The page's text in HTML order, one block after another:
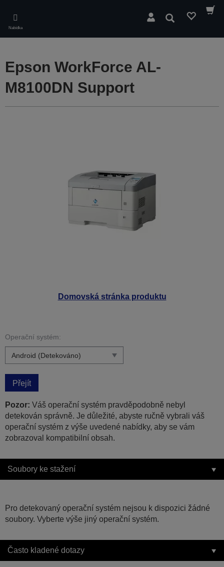
main
content
Nabídka
Hledat
Domovská stránka produktu
Epson WorkForce AL-
M8100DN Support
Operační systém:
Přejít
Pozor: Váš operační systém pravděpodobně nebyl
detekován správně. Je důležité, abyste ručně vybrali váš
operační systém z výše uvedené nabídky, aby se vám
zobrazoval kompatibilní obsah.
Soubory ke stažení
Pro detekovaný operační systém nejsou k dispozici žádné
soubory. Vyberte výše jiný operační systém.
Často kladené dotazy